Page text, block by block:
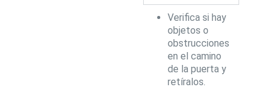
Verifica si hay
objetos o
obstrucciones
en el camino
de la puerta y
retíralos.